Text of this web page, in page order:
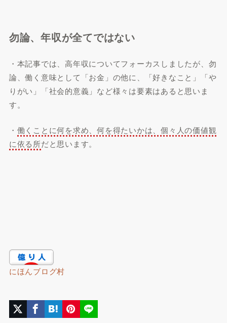
勿論、年収が全てではない
・本記事では、高年収についてフォーカスしましたが、勿
論、働く意味として「お金」の他に、「好きなこと」「や
りがい」「社会的意義」など様々は要素はあると思いま
す。
・ 働くことに何を求め、何を得たいかは、個々人の価値観
に依る所だと思います。
にほんブログ村